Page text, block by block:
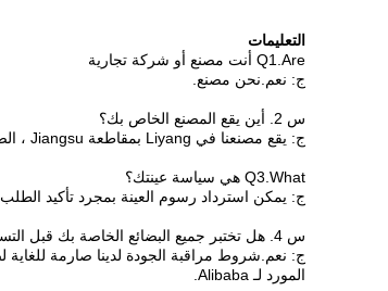
التعليمات
Q1.Are أنت مصنع أو شركة تجارية
ج: نعم.نحن مصنع.
س 2. أين يقع المصنع الخاص بك؟
ج: يقع مصنعنا في Liyang بمقاطعة Jiangsu ، الصين.
Q3.What هي سياسة عينتك؟
ج: يمكن استرداد رسوم العينة بمجرد تأكيد الطلب.
س 4. هل تختبر جميع البضائع الخاصة بك قبل التسليم؟
المورد لـ Alibaba.